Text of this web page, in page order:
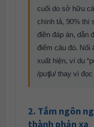
cuối do sở hữu
chính tả, 90% thí
điền đáp án, dẫn
điểm câu đó. Nối
xuất hiện, ví dụ
/pʊʧu/ thay vì
2. Tắm ngôn
thành phản xạ